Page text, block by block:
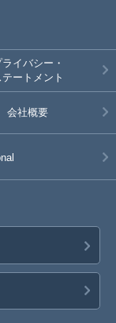
ライバシー・
テートメント
会社概要